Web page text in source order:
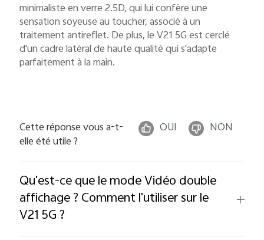
minimaliste en verre 2.5D, qui lui confère une
sensation soyeuse au toucher, associé à un
traitement antireflet. De plus, le V21 5G est cerclé
d'un cadre latéral de haute qualité qui s'adapte
parfaitement à la main.
Cette réponse vous a-t-
elle été utile ?
OUI NON
Qu'est-ce que le mode Vidéo double
affichage ? Comment l'utiliser sur le
V21 5G ?